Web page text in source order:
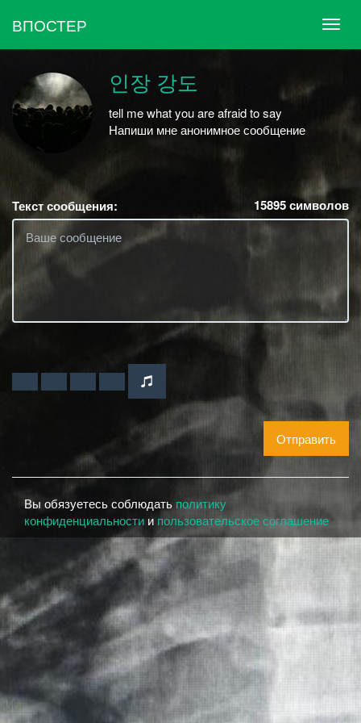
ВПОСТЕР
인장 강도
tell me what you are afraid to say
Напиши мне анонимное сообщение
ᅠᅠᅠᅠᅠᅠᅠᅠᅠᅠᅠᅠᅠ
Текст сообщения: 15895символов
Отправить
Вы обязуетесь соблюдать политику
конфиденциальности и пользовательское соглашение